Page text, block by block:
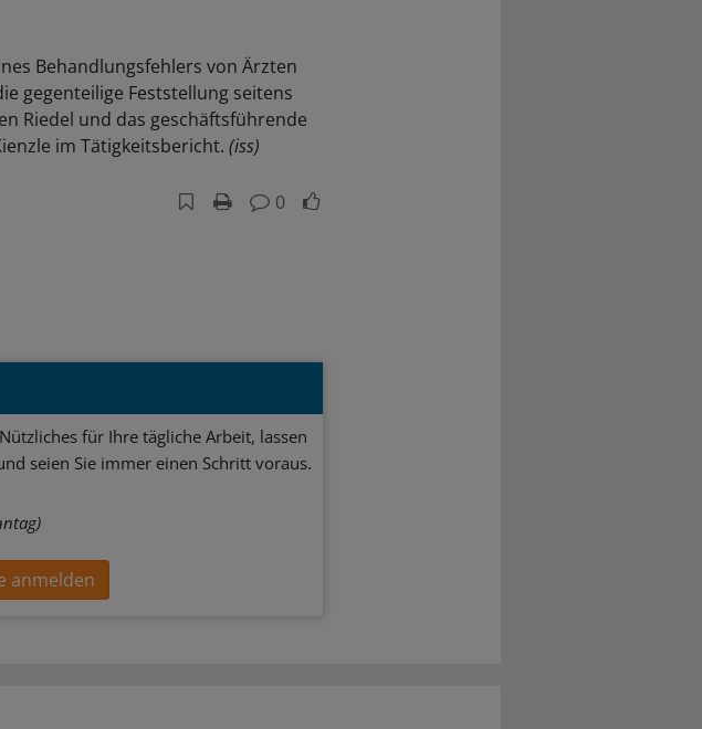
Behandlungsfehlers von Ärzten
gegenteilige Feststellung seitens
Riedel und das geschäftsführende
im Tätigkeitsbericht. (iss)
0
für Ihre tägliche Arbeit, lassen
seien Sie immer einen Schritt voraus.
anmelden